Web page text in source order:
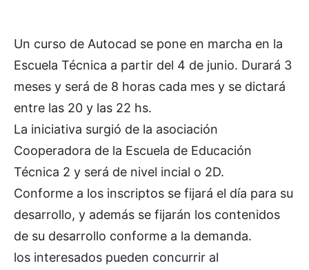
Un curso de Autocad se pone en marcha en la
Escuela Técnica a partir del 4 de junio. Durará 3
meses y será de 8 horas cada mes y se dictará
entre las 20 y las 22 hs.
La iniciativa surgió de la asociación
Cooperadora de la Escuela de Educación
Técnica 2 y será de nivel incial o 2D.
Conforme a los inscriptos se fijará el día para su
desarrollo, y además se fijarán los contenidos
de su desarrollo conforme a la demanda.
los interesados pueden concurrir al